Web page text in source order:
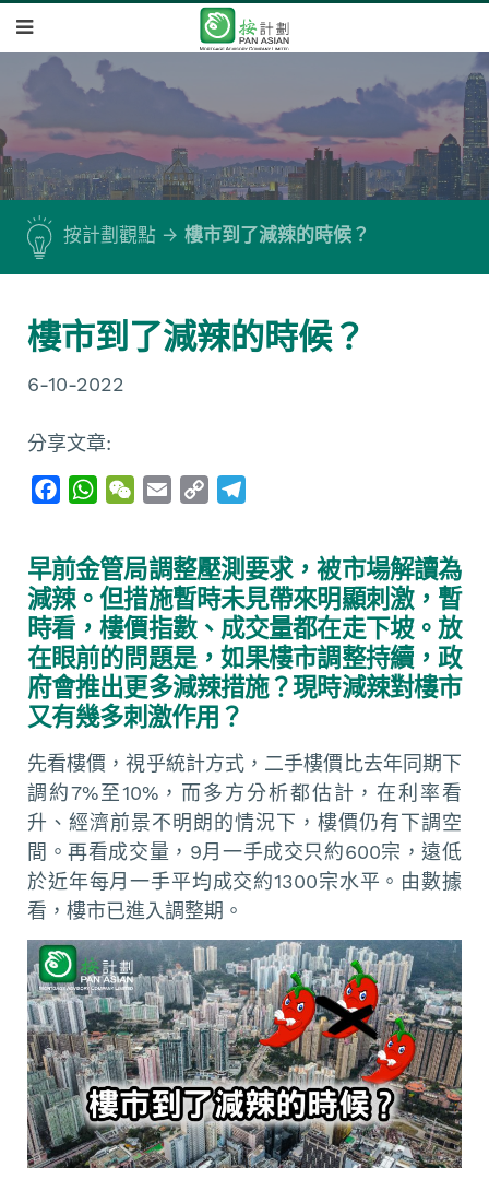
按計劃觀點 樓市到了減辣的時候？
樓市到了減辣的時候？
6-10-2022
分享文章:
e
b
o
o
k
W
t
s
A
p
p
W
h
a
t
i
l
y
L
i
n
k
e
g
r
a
m
早前金管局調整壓測要求，被市場解讀為
減辣。但措施暫時未見帶來明顯刺激，暫
時看，樓價指數、成交量都在走下坡。放
在眼前的問題是，如果樓市調整持續，政
府會推出更多減辣措施？現時減辣對樓市
又有幾多刺激作用？
先看樓價，視乎統計方式，二手樓價比去年同期下
調約7%至10%，而多方分析都估計，在利率看
升、經濟前景不明朗的情況下，樓價仍有下調空
間。再看成交量，9月一手成交只約600宗，遠低
於近年每月一手平均成交約1300宗水平。由數據
看，樓市已進入調整期。